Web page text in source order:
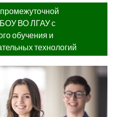
ВО ЛГАУ с
обучения и
технологий